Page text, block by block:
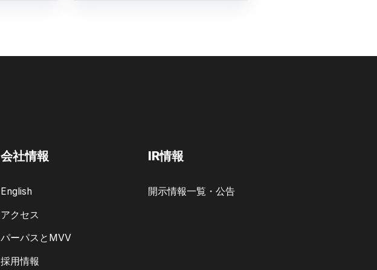
会社情報
English
アクセス
パーパスとMVV
採用情報
IR情報
開示情報一覧・公告